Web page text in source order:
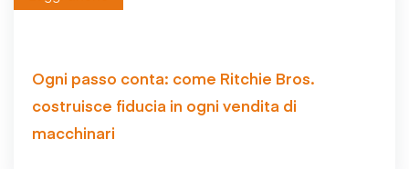
Ogni passo conta: come Ritchie Bros.
costruisce fiducia in ogni vendita di
macchinari